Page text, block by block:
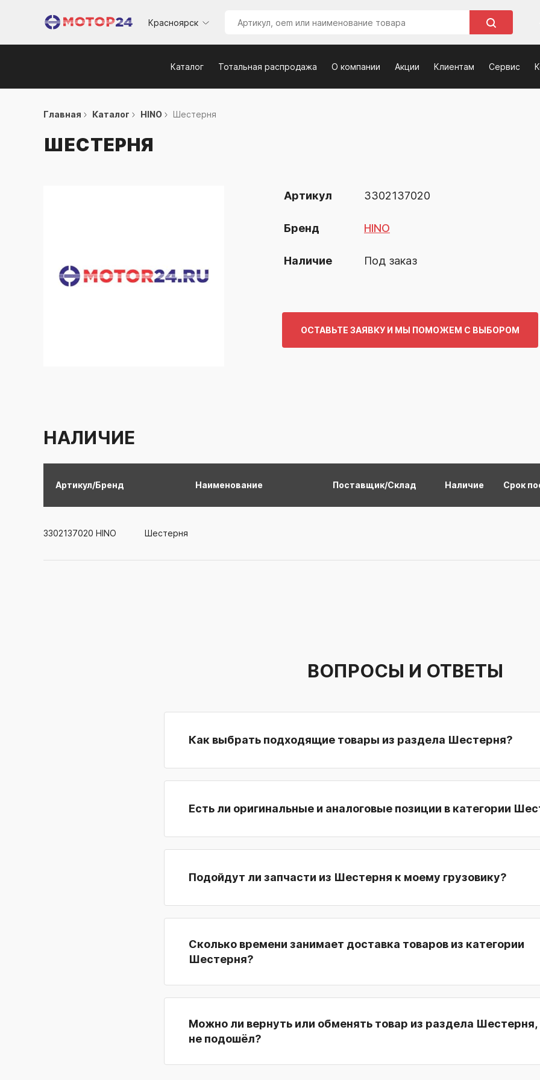
Красноярск
Каталог Тотальная распродажа О компании Акции Клиентам Сервис
Главная Каталог HINO Шестерня
ШЕСТЕРНЯ
Артикул 3302137020
Бренд HINO
Наличие Под заказ
ОСТАВЬТЕ ЗАЯВКУ И МЫ ПОМОЖЕМ С ВЫБОРОМ
НАЛИЧИЕ
Артикул/Бренд Наименование Поставщик/Склад Наличие Срок
3302137020 HINO Шестерня
ВОПРОСЫ И ОТВЕТЫ
Как выбрать подходящие товары из раздела Шестерня?
Есть ли оригинальные и аналоговые позиции в категории
Подойдут ли запчасти из Шестерня к моему грузовику?
Сколько времени занимает доставка товаров из категории
Шестерня?
Можно ли вернуть или обменять товар из раздела Шестерня,
не подошёл?